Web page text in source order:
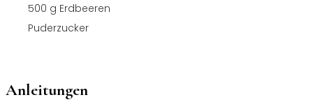
500 g Erdbeeren
Puderzucker
Anleitungen